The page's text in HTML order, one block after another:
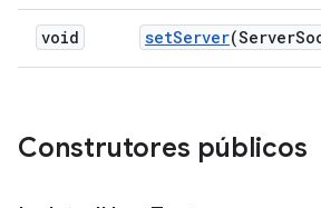
void setServer(Server
Construtores públicos